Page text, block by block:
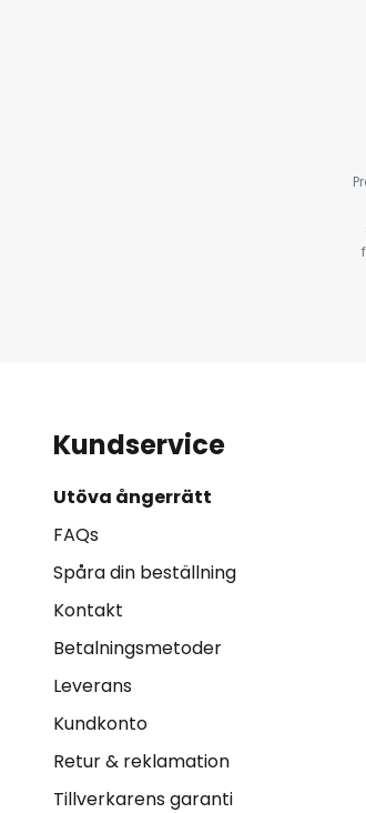
Kundservice
Utöva ångerrätt
FAQs
Spåra din beställning
Kontakt
Betalningsmetoder
Leverans
Kundkonto
Retur & reklamation
Tillverkarens garanti